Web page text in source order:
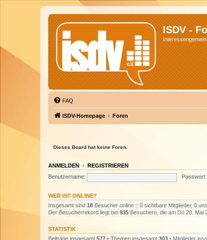
ISDV -
FAQ
ISDV-Homepage Foren
Dieses Board hat keine Foren.
ANMELDEN • REGISTRIEREN
Benutzername:
Passwort:
WER IST ONLINE?
Insgesamt sind 18 Besucher online :: 0 sichtbare Mitglieder, 0
Der Besucherrekord liegt bei 935 Besuchern, die am Do 28. Mai
STATISTIK
Beiträge insgesamt 577 • Themen insgesamt 303 • Mitglieder